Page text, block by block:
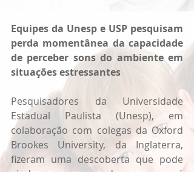
Equipes da Unesp e USP pesquisam
perda momentânea da capacidade
de perceber sons do ambiente em
situações estressantes
Pesquisadores da Universidade
Estadual Paulista (Unesp), em
colaboração com colegas da Oxford
Brookes University, da Inglaterra,
fizeram uma descoberta que pode